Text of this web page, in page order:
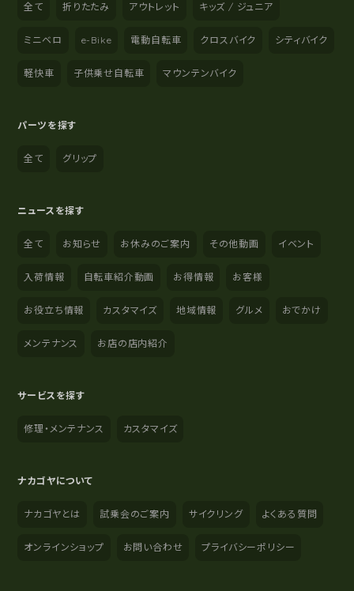
全て 折りたたみ アウトレット キッズ / ジュニア
ミニベロ e-Bike 電動自転車 クロスバイク シティバイク
軽快車 子供乗せ自転車 マウンテンバイク
パーツを探す
全て グリップ
ニュースを探す
全て お知らせ お休みのご案内 その他動画 イベント
入荷情報 自転車紹介動画 お得情報 お客様
お役立ち情報 カスタマイズ 地域情報 グルメ おでかけ
メンテナンス お店の店内紹介
サービスを探す
修理・メンテナンス カスタマイズ
ナカゴヤについて
ナカゴヤとは 試乗会のご案内 サイクリング よくある質問
オンラインショップ お問い合わせ プライバシーポリシー